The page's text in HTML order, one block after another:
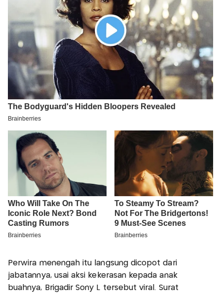
Perwira menengah itu langsung dicopot dari
jabatannya, usai aksi kekerasan kepada anak
buahnya, Brigadir Sony L tersebut viral. Surat